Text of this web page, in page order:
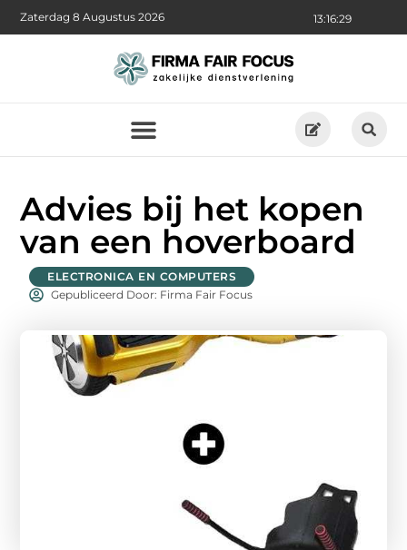
13:16:30
Zaterdag 8 Augustus 2026
Advies bij het kopen
van een hoverboard
ELECTRONICA EN COMPUTERS
Gepubliceerd Door: Firma Fair Focus